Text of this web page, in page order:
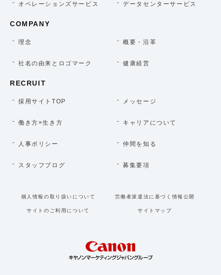
オペレーションズサービス データセンターサービス
COMPANY
理念 概要・沿革
社名の由来とロゴマーク 健康経営
RECRUIT
採用サイトTOP メッセージ
働き方×生き方 キャリアについて
人事ポリシー 仲間を知る
スタッフブログ 募集要項
個人情報の取り扱いについて 労働者派遣法に基づく情報公開
サイトのご利用について サイトマップ